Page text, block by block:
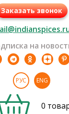
Заказать звонок
на
РУС ENG
0